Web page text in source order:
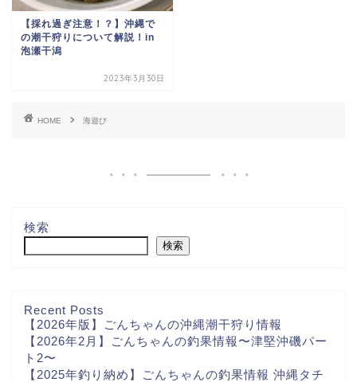
【採れ過ぎ注意！？】沖縄で
の潮干狩りについて解説！in
泡瀬干潟
2023年3月30日
HOME 海遊び
検索
検索
Recent Posts
【2026年版】ごんちゃんの沖縄潮干狩り情報
【2026年2月】ごんちゃんの釣果情報〜津堅沖磯パー
ト2〜
【2025年釣り納め】ごんちゃんの釣果情報 沖縄タチ